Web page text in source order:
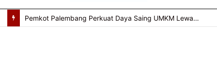
Pemkot Palembang Perkuat Daya Saing UMKM Lewat Seminar Transformasi Digital